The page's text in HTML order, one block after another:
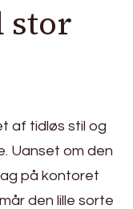
stor
af tidløs stil og
Uanset om den
på kontoret
den lille sorte